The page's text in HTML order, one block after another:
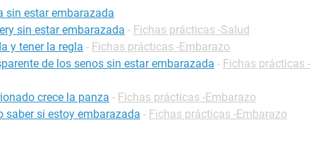
sin estar embarazada
sin estar embarazada - Fichas prácticas -Salud
y tener la regla - Fichas prácticas -Embarazo
de los senos sin estar embarazada - Fichas prácticas -
crece la panza - Fichas prácticas -Embarazo
saber si estoy embarazada - Fichas prácticas -Embarazo